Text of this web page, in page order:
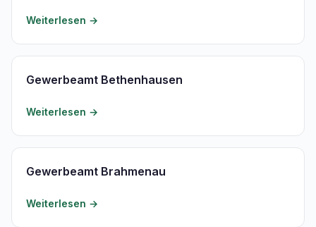
Weiterlesen →
Gewerbeamt Bethenhausen
Weiterlesen →
Gewerbeamt Brahmenau
Weiterlesen →